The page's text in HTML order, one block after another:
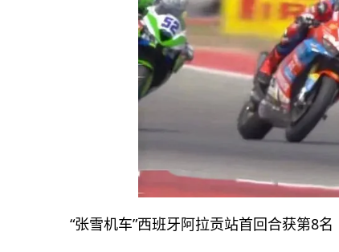
“张雪机车”西班牙阿拉贡站首回合获第8名